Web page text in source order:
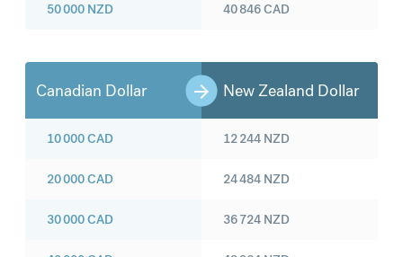
50 000 NZD 40 846CAD
Canadian Dollar New Zealand Dollar
10 000CAD
20 000CAD
30 000CAD
12 244 NZD
24 484 NZD
36 724 NZD